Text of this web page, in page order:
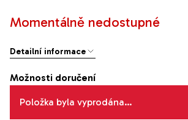
cena:
Momentálně nedostupné
Možnosti doručení
Položka byla vyprodána…
Detailní informace